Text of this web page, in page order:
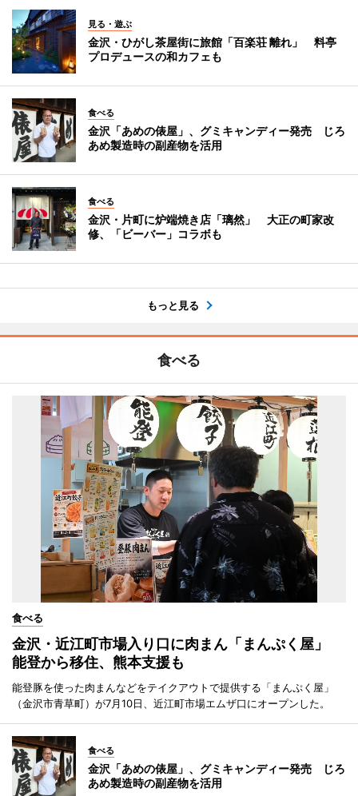
見る・遊ぶ
金沢・ひがし茶屋街に旅館「百楽荘 離れ」 料亭
プロデュースの和カフェも
食べる
金沢「あめの俵屋」、グミキャンディー発売 じろ
あめ製造時の副産物を活用
食べる
金沢・片町に炉端焼き店「璃然」 大正の町家改
修、「ビーバー」コラボも
もっと見る
食べる
食べる
金沢・近江町市場入り口に肉まん「まんぷく屋」
能登から移住、熊本支援も
能登豚を使った肉まんなどをテイクアウトで提供する「まんぷく屋」
（金沢市青草町）が7月10日、近江町市場エムザ口にオープンした。
食べる
金沢「あめの俵屋」、グミキャンディー発売 じろ
あめ製造時の副産物を活用